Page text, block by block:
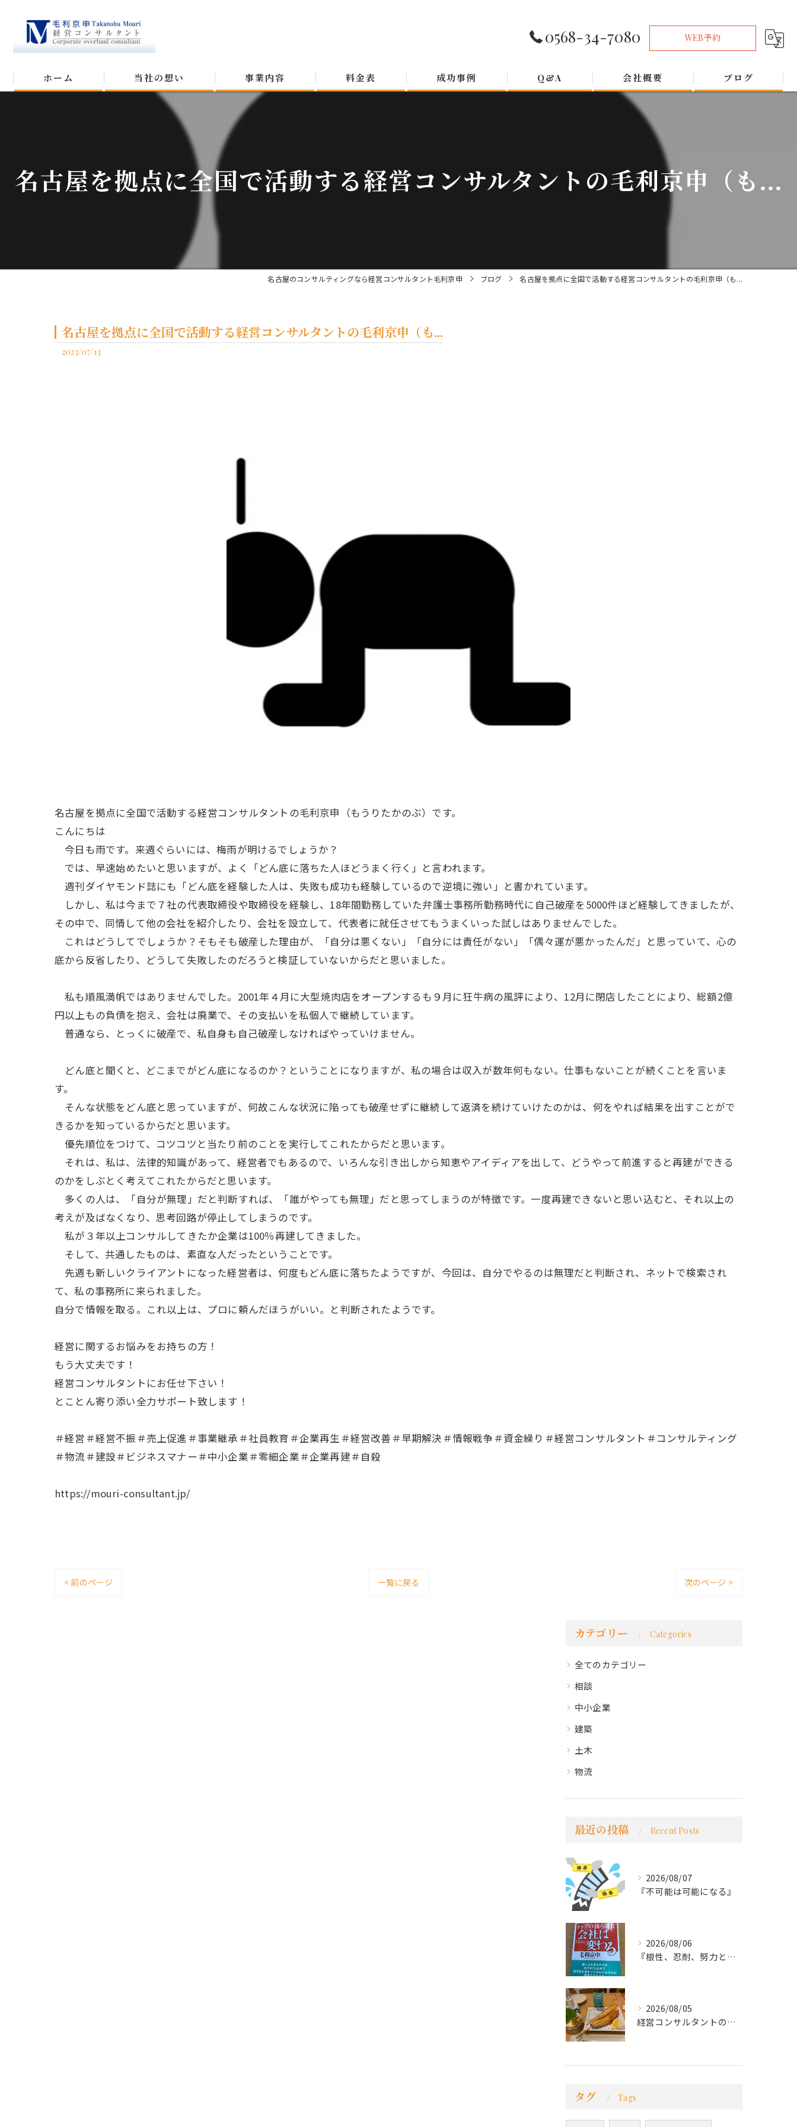
0568-34-7080 WEB予約
ホーム 当社の想い 事業内容 料金表 成功事例 Q&A 会社概要 ブログ
名古屋を拠点に全国で活動する経営コンサルタントの毛利京申（も...
名古屋のコンサルティングなら経営コンサルタント毛利京申 ブログ 名古屋を拠点に全国で活動する経営コンサルタントの毛利京申（も...
名古屋を拠点に全国で活動する経営コンサルタントの毛利京申（も...
2023/07/13
名古屋を拠点に全国で活動する経営コンサルタントの毛利京申（もうりたかのぶ）です。
こんにちは
今日も雨です。来週ぐらいには、梅雨が明けるでしょうか？
では、早速始めたいと思いますが、よく「どん底に落ちた人ほどうまく行く」と言われます。
週刊ダイヤモンド誌にも「どん底を経験した人は、失敗も成功も経験しているので逆境に強い」と書かれています。
しかし、私は今まで７社の代表取締役や取締役を経験し、18年間勤務していた弁護士事務所勤務時代に自己破産を5000件ほど経験してきましたが、
その中で、同情して他の会社を紹介したり、会社を設立して、代表者に就任させてもうまくいった試しはありませんでした。
これはどうしてでしょうか？そもそも破産した理由が、「自分は悪くない」「自分には責任がない」「偶々運が悪かったんだ」と思っていて、心の
底から反省したり、どうして失敗したのだろうと検証していないからだと思いました。
私も順風満帆ではありませんでした。2001年４月に大型焼肉店をオープンするも９月に狂牛病の風評により、12月に閉店したことにより、総額2億
円以上もの負債を抱え、会社は廃業で、その支払いを私個人で継続しています。
普通なら、とっくに破産で、私自身も自己破産しなければやっていけません。
どん底と聞くと、どこまでがどん底になるのか？ということになりますが、私の場合は収入が数年何もない。仕事もないことが続くことを言いま
す。
そんな状態をどん底と思っていますが、何故こんな状況に陥っても破産せずに継続して返済を続けていけたのかは、何をやれば結果を出すことがで
きるかを知っているからだと思います。
優先順位をつけて、コツコツと当たり前のことを実行してこれたからだと思います。
それは、私は、法律的知識があって、経営者でもあるので、いろんな引き出しから知恵やアイディアを出して、どうやって前進すると再建ができる
のかをしぶとく考えてこれたからだと思います。
多くの人は、「自分が無理」だと判断すれば、「誰がやっても無理」だと思ってしまうのが特徴です。一度再建できないと思い込むと、それ以上の
考えが及ばなくなり、思考回路が停止してしまうのです。
私が３年以上コンサルしてきたか企業は100％再建してきました。
そして、共通したものは、素直な人だったということです。
先週も新しいクライアントになった経営者は、何度もどん底に落ちたようですが、今回は、自分でやるのは無理だと判断され、ネットで検索され
て、私の事務所に来られました。
自分で情報を取る。これ以上は、プロに頼んだほうがいい。と判断されたようです。
経営に関するお悩みをお持ちの方！
もう大丈夫です！
経営コンサルタントにお任せ下さい！
とことん寄り添い全力サポート致します！
＃経営＃経営不振＃売上促進＃事業継承＃社員教育＃企業再生＃経営改善＃早期解決＃情報戦争＃資金繰り＃経営コンサルタント＃コンサルティング
＃物流＃建設＃ビジネスマナー＃中小企業＃零細企業＃企業再建＃自殺
https://mouri-consultant.jp/
< 前のページ 一覧に戻る 次のページ >
カテゴリー Categories
全てのカテゴリー
相談
中小企業
建築
土木
物流
最近の投稿 Recent Posts
2026/08/07
『不可能は可能になる』
2026/08/06
『根性、忍耐、努力という言葉は死語なのか』
2026/08/05
経営コンサルタントのモーちゃん・毛利京申です。
タグ Tags